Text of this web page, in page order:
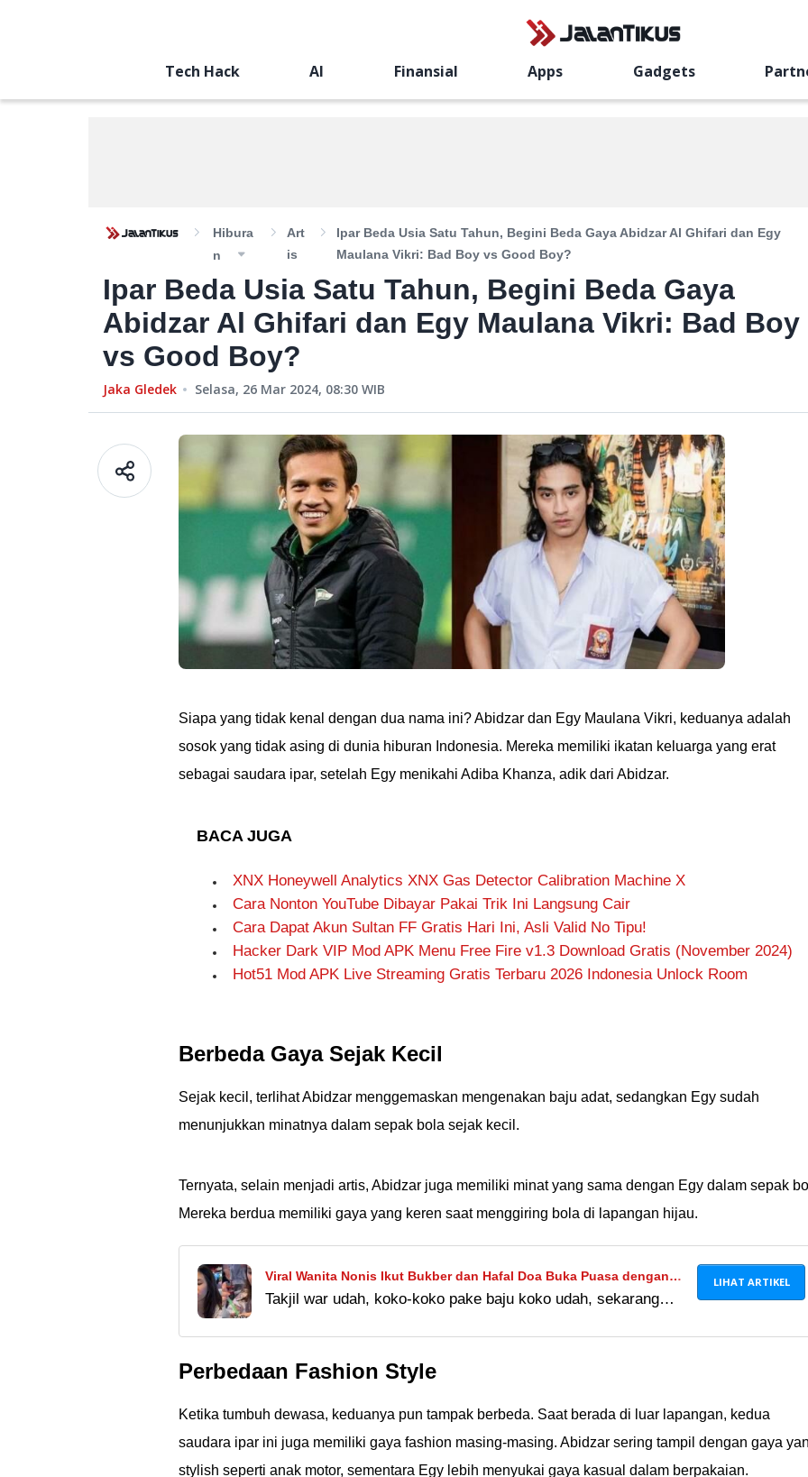
Tech Hack AI Finansial Apps Gadgets
Hibura
N
Art
Is
Ipar Beda Usia Satu Tahun, Begini Beda Gaya Abidzar Al Ghifari dan Egy
Maulana Vikri: Bad Boy vs Good Boy?
Ipar Beda Usia Satu Tahun, Begini Beda Gaya
Abidzar Al Ghifari dan Egy Maulana Vikri: Bad Boy
vs Good Boy?
Jaka Gledek Selasa, 26 Mar 2024, 08:30 WIB
Siapa yang tidak kenal dengan dua nama ini? Abidzar dan Egy Maulana Vikri, keduanya adalah
sosok yang tidak asing di dunia hiburan Indonesia. Mereka memiliki ikatan keluarga yang erat
sebagai saudara ipar, setelah Egy menikahi Adiba Khanza, adik dari Abidzar.
BACA JUGA
XNX Honeywell Analytics XNX Gas Detector Calibration Machine X
Cara Nonton YouTube Dibayar Pakai Trik Ini Langsung Cair
Cara Dapat Akun Sultan FF Gratis Hari Ini, Asli Valid No Tipu!
Hacker Dark VIP Mod APK Menu Free Fire v1.3 Download Gratis (November 2024)
Hot51 Mod APK Live Streaming Gratis Terbaru 2026 Indonesia Unlock Room
Berbeda Gaya Sejak Kecil
Sejak kecil, terlihat Abidzar menggemaskan mengenakan baju adat, sedangkan Egy sudah
menunjukkan minatnya dalam sepak bola sejak kecil.
Ternyata, selain menjadi artis, Abidzar juga memiliki minat yang sama dengan Egy dalam sepak
Mereka berdua memiliki gaya yang keren saat menggiring bola di lapangan hijau.
Viral Wanita Nonis Ikut Bukber dan Hafal Doa Buka Puasa dengan
Fasih, Netizen: Mana Cantik Lagi
Takjil war udah, koko-koko pake baju koko udah, sekarang
LIHAT ARTIKEL
Perbedaan Fashion Style
Ketika tumbuh dewasa, keduanya pun tampak berbeda. Saat berada di luar lapangan, kedua
saudara ipar ini juga memiliki gaya fashion masing-masing. Abidzar sering tampil dengan gaya
stylish seperti anak motor, sementara Egy lebih menyukai gaya kasual dalam berpakaian.